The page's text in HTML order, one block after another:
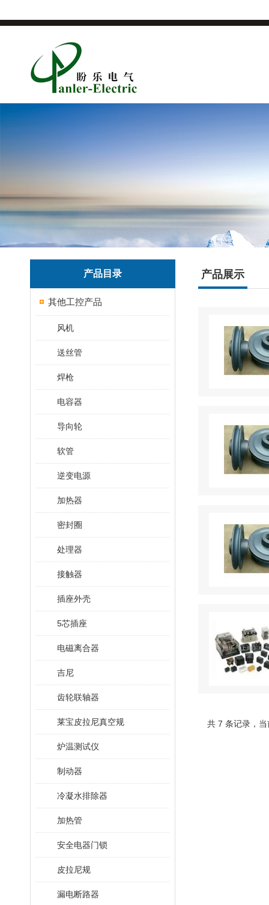
产品目录
其他工控产品
风机
送丝管
焊枪
电容器
导向轮
软管
逆变电源
加热器
密封圈
处理器
接触器
插座外壳
5芯插座
电磁离合器
吉尼
齿轮联轴器
莱宝皮拉尼真空规
炉温测试仪
制动器
冷凝水排除器
加热管
安全电器门锁
皮拉尼规
漏电断路器
产品展示
共 7 条记录，